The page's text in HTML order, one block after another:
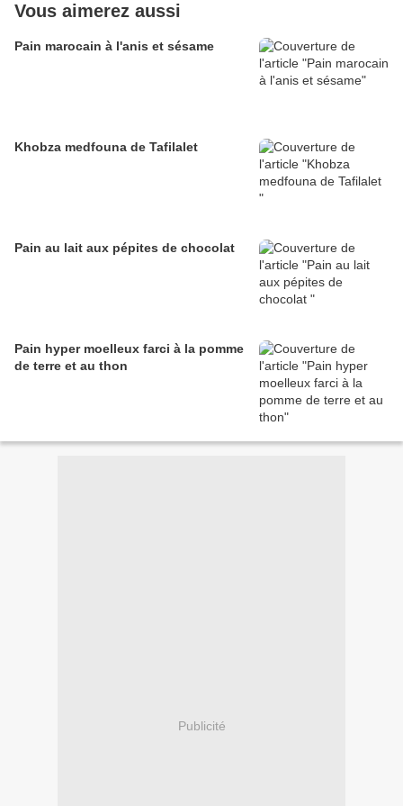
Vous aimerez aussi
Pain marocain à l'anis et sésame
Khobza medfouna de Tafilalet
Pain au lait aux pépites de chocolat
Pain hyper moelleux farci à la pomme
de terre et au thon
Publicité